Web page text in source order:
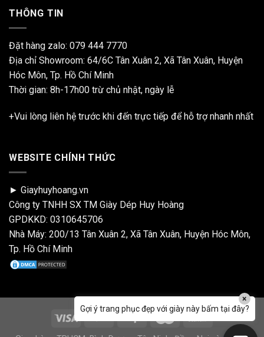
THÔNG TIN
Đặt hàng zalo: 079 444 7770
Địa chỉ Showroom: 64/6C Tân Xuân 2, Xã Tân Xuân, Huyện
Hóc Môn, Tp. Hồ Chí Minh
Thời gian: 8h-17h00 trừ chủ nhật, ngày lễ
+Vui lòng liên hệ trước khi đến trực tiếp để hỗ trợ nhanh nhất
WEBSITE CHÍNH THỨC
► Giayhuyhoang.vn
Công ty TNHH SX TM Giày Dép Huy Hoàng
GPDKKD: 0310645706
Nhà Máy: 200/13 Tân Xuân 2, Xã Tân Xuân, Huyện Hóc Môn,
Tp. Hồ Chí Minh
Gợi ý trang phục đẹp với giày này bấm tại đây?
×